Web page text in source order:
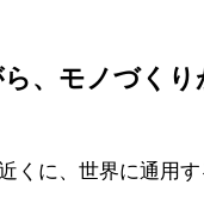
ら、モノづく
くに、世界に通用